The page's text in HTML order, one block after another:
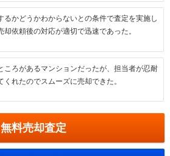
るかどうかわからないとの条件で査定を実施し
却依頼後の対応が適切で迅速であった。
ころがあるマンションだったが、担当者が忍耐
くれたのでスムーズに売却できた。
無料売却査定